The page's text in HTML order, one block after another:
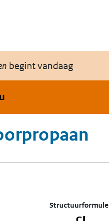
begint vandaag
nummer)
Structuurformule